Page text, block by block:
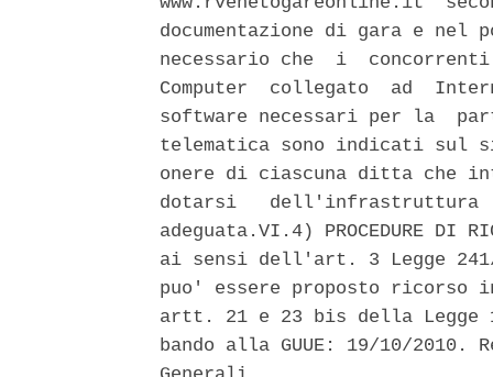
documentazione di gara e
necessario che  i
Computer  collegato  ad
software necessari per la
telematica sono indicati sul
onere di ciascuna ditta che
dotarsi   dell'infrastruttura
adeguata.VI.4) PROCEDURE
ai sensi dell'art. 3 Legge
puo' essere proposto ricorso
artt. 21 e 23 bis della Legge
bando alla GUUE: 19/10/